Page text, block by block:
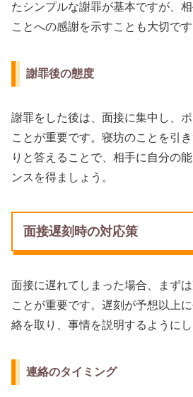
たシンプルな謝罪が基本ですが、
ことへの感謝を示すことも大切です
謝罪後の態度
謝罪をした後は、面接に集中し、
ことが重要です。寝坊のことを引
りと答えることで、相手に自分の
ンスを得ましょう。
面接遅刻時の対応策
面接に遅れてしまった場合、まず
ことが重要です。遅刻が予想以上
絡を取り、事情を説明するようにし
連絡のタイミング